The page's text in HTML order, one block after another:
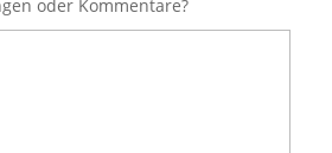
oder Kommentare?